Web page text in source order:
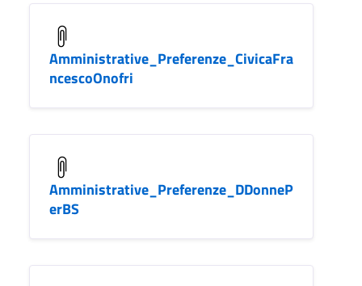
Amministrative_Preferenze_CivicaFra
ncescoOnofri
Amministrative_Preferenze_DDonneP
erBS